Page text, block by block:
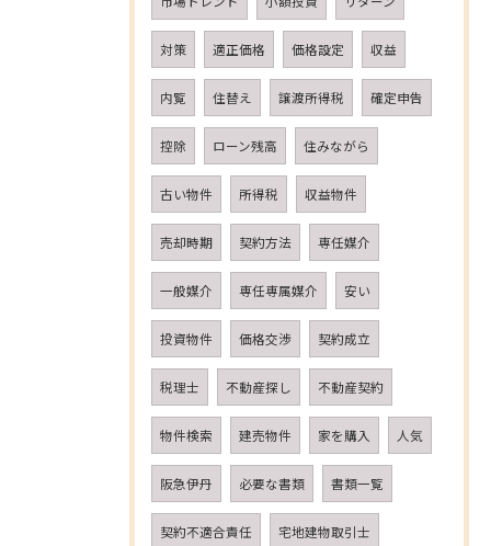
対策 適正価格 価格設定 収益
内覧 住替え 譲渡所得税 確定申告
控除 ローン残高 住みながら
古い物件 所得税 収益物件
売却時期 契約方法 専任媒介
一般媒介 専任専属媒介 安い
投資物件 価格交渉 契約成立
税理士 不動産探し 不動産契約
物件検索 建売物件 家を購入 人気
阪急伊丹 必要な書類 書類一覧
契約不適合責任 宅地建物取引士